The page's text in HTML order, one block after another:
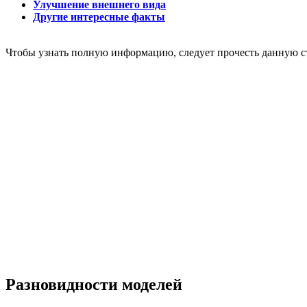
Улучшение внешнего вида
Другие интересные факты
Чтобы узнать полную информацию, следует прочесть данную
Разновидности моделей